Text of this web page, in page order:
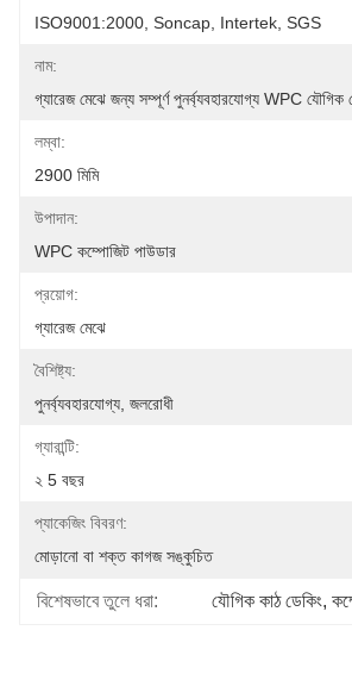
ISO9001:2000, Soncap, Intertek, SGS
নাম:
গ্যারেজ মেঝে জন্য সম্পূর্ণ পুনর্ব্যবহারযোগ্য WPC যৌগিক
লম্বা:
2900 মিমি
উপাদান:
WPC কম্পোজিট পাউডার
প্রয়োগ:
গ্যারেজ মেঝে
বৈশিষ্ট্য:
পুনর্ব্যবহারযোগ্য, জলরোধী
গ্যারান্টি:
২ 5 বছর
প্যাকেজিং বিবরণ:
মোড়ানো বা শক্ত কাগজ সঙ্কুচিত
বিশেষভাবে তুলে ধরা: যৌগিক কাঠ ডেকিং,